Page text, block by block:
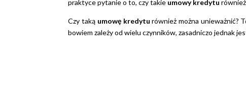
praktyce pytanie o to, czy takie umowy kredytu
Czy taką umowę kredytu również można unieważnić?
bowiem zależy od wielu czynników, zasadniczo jednak